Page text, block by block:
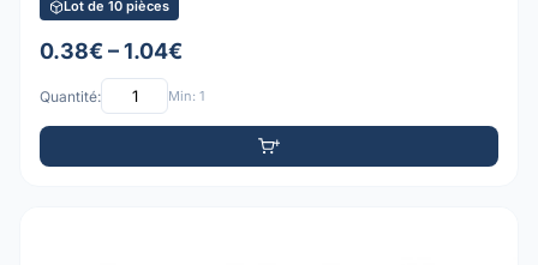
Lot de 10 pièces
0.38€ – 1.04€
Quantité: Min: 1